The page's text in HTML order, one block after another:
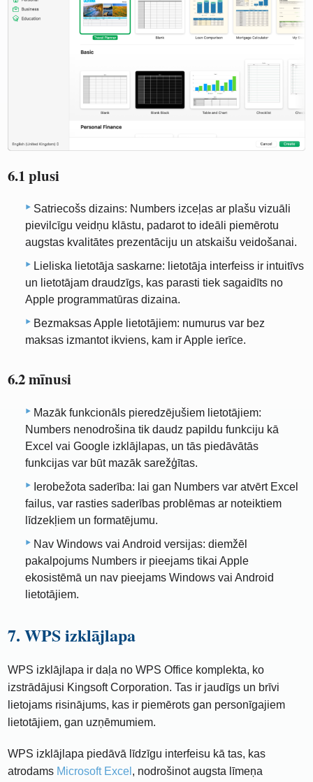
6.1 plusi
Satriecošs dizains: Numbers izceļas ar plašu vizuāli
pievilcīgu veidņu klāstu, padarot to ideāli piemērotu
augstas kvalitātes prezentāciju un atskaišu veidošanai.
Lieliska lietotāja saskarne: lietotāja interfeiss ir intuitīvs
un lietotājam draudzīgs, kas parasti tiek sagaidīts no
Apple programmatūras dizaina.
Bezmaksas Apple lietotājiem: numurus var bez
maksas izmantot ikviens, kam ir Apple ierīce.
6.2 mīnusi
Mazāk funkcionāls pieredzējušiem lietotājiem:
Numbers nenodrošina tik daudz papildu funkciju kā
Excel vai Google izklājlapas, un tās piedāvātās
funkcijas var būt mazāk sarežģītas.
Ierobežota saderība: lai gan Numbers var atvērt Excel
failus, var rasties saderības problēmas ar noteiktiem
līdzekļiem un formatējumu.
Nav Windows vai Android versijas: diemžēl
pakalpojums Numbers ir pieejams tikai Apple
ekosistēmā un nav pieejams Windows vai Android
lietotājiem.
7. WPS izklājlapa
WPS izklājlapa ir daļa no WPS Office komplekta, ko
izstrādājusi Kingsoft Corporation. Tas ir jaudīgs un brīvi
lietojams risinājums, kas ir piemērots gan personīgajiem
lietotājiem, gan uzņēmumiem.
WPS izklājlapa piedāvā līdzīgu interfeisu kā tas, kas
atrodams Microsoft Excel , nodrošinot augsta līmeņa